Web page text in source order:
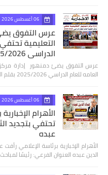
06 أغسطس 2026
عرس التفوق
التعليمية تحتفي
الدراسي 2025/2026
عرس التفوق يضئ دمنهور إدارة مركز
العامه للعام الدراسي 2025/2026 بقلم الإعلامي…
06 أغسطس 2026
الأهرام
تحتفي بتجديد
عبده
الأهرام الإخبارية برئاسة الإعلامي
الدين عبده العنوان الفرعي: رئيسًا